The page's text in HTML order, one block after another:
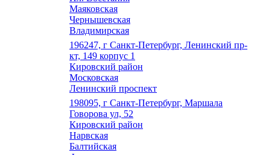
Маяковская
Чернышевская
Владимирская
196247, г Санкт-Петербург, Ленинский пр-
кт, 149 корпус 1
Кировский район
Московская
Ленинский проспект
198095, г Санкт-Петербург, Маршала
Говорова ул, 52
Кировский район
Нарвская
Балтийская